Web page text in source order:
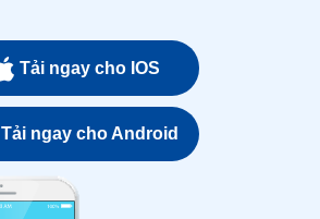
Tải ngay cho IOS
Tải ngay cho Android